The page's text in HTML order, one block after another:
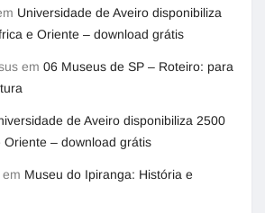
Universidade de Aveiro disponibiliza
e Oriente – download grátis
em 06 Museus de SP – Roteiro: para
de Aveiro disponibiliza 2500
Oriente – download grátis
em Museu do Ipiranga: História e